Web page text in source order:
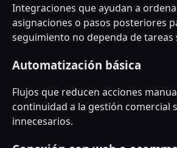
Integraciones que ayudan a
asignaciones o pasos posteriores
seguimiento no dependa de tareas
Automatización básica
Flujos que reducen acciones
continuidad a la gestión comercial
innecesarios.